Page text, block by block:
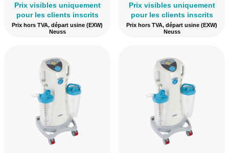
Prix visibles uniquement
pour les clients inscrits
Prix hors TVA, départ usine (EXW)
Neuss
Prix visibles uniquement
pour les clients inscrits
Prix hors TVA, départ usine (EXW)
Neuss